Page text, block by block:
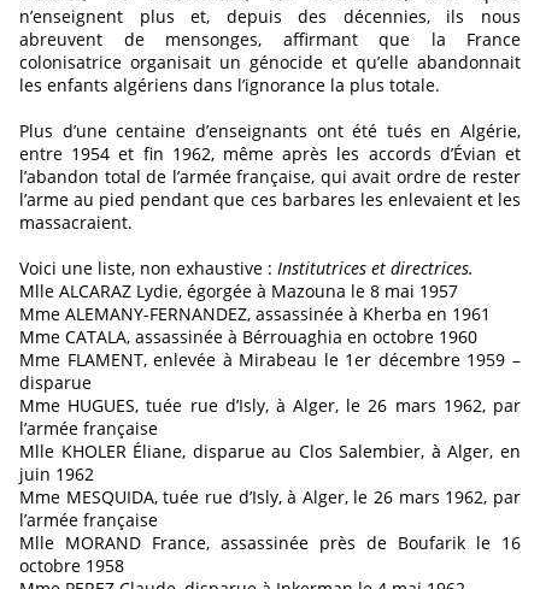
n’enseignent plus et, depuis des décennies, ils nous
abreuvent de mensonges, affirmant que la France
colonisatrice organisait un génocide et qu’elle abandonnait
les enfants algériens dans l’ignorance la plus totale.
Plus d’une centaine d’enseignants ont été tués en Algérie,
entre 1954 et fin 1962, même après les accords d’Évian et
l’abandon total de l’armée française, qui avait ordre de rester
l’arme au pied pendant que ces barbares les enlevaient et les
massacraient.
Voici une liste, non exhaustive : Institutrices et directrices.
Mlle ALCARAZ Lydie, égorgée à Mazouna le 8 mai 1957
Mme ALEMANY-FERNANDEZ, assassinée à Kherba en 1961
Mme CATALA, assassinée à Bérrouaghia en octobre 1960
Mme FLAMENT, enlevée à Mirabeau le 1er décembre 1959 –
disparue
Mme HUGUES, tuée rue d’Isly, à Alger, le 26 mars 1962, par
l’armée française
Mlle KHOLER Éliane, disparue au Clos Salembier, à Alger, en
juin 1962
Mme MESQUIDA, tuée rue d’Isly, à Alger, le 26 mars 1962, par
l’armée française
Mlle MORAND France, assassinée près de Boufarik le 16
octobre 1958